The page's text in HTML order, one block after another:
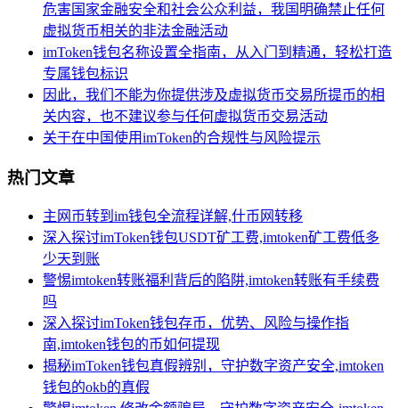
危害国家金融安全和社会公众利益，我国明确禁止任何
虚拟货币相关的非法金融活动
imToken钱包名称设置全指南，从入门到精通，轻松打造
专属钱包标识
因此，我们不能为你提供涉及虚拟货币交易所提币的相
关内容，也不建议参与任何虚拟货币交易活动
关于在中国使用imToken的合规性与风险提示
热门文章
主网币转到im钱包全流程详解,什币网转移
深入探讨imToken钱包USDT矿工费,imtoken矿工费低多
少天到账
警惕imtoken转账福利背后的陷阱,imtoken转账有手续费
吗
深入探讨imToken钱包存币，优势、风险与操作指
南,imtoken钱包的币如何提现
揭秘imToken钱包真假辨别，守护数字资产安全,imtoken
钱包的okb的真假